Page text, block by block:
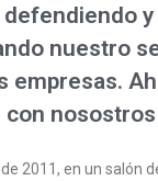
defendiendo y
nuestro
empresas.
con nosostros
2011, en un salón